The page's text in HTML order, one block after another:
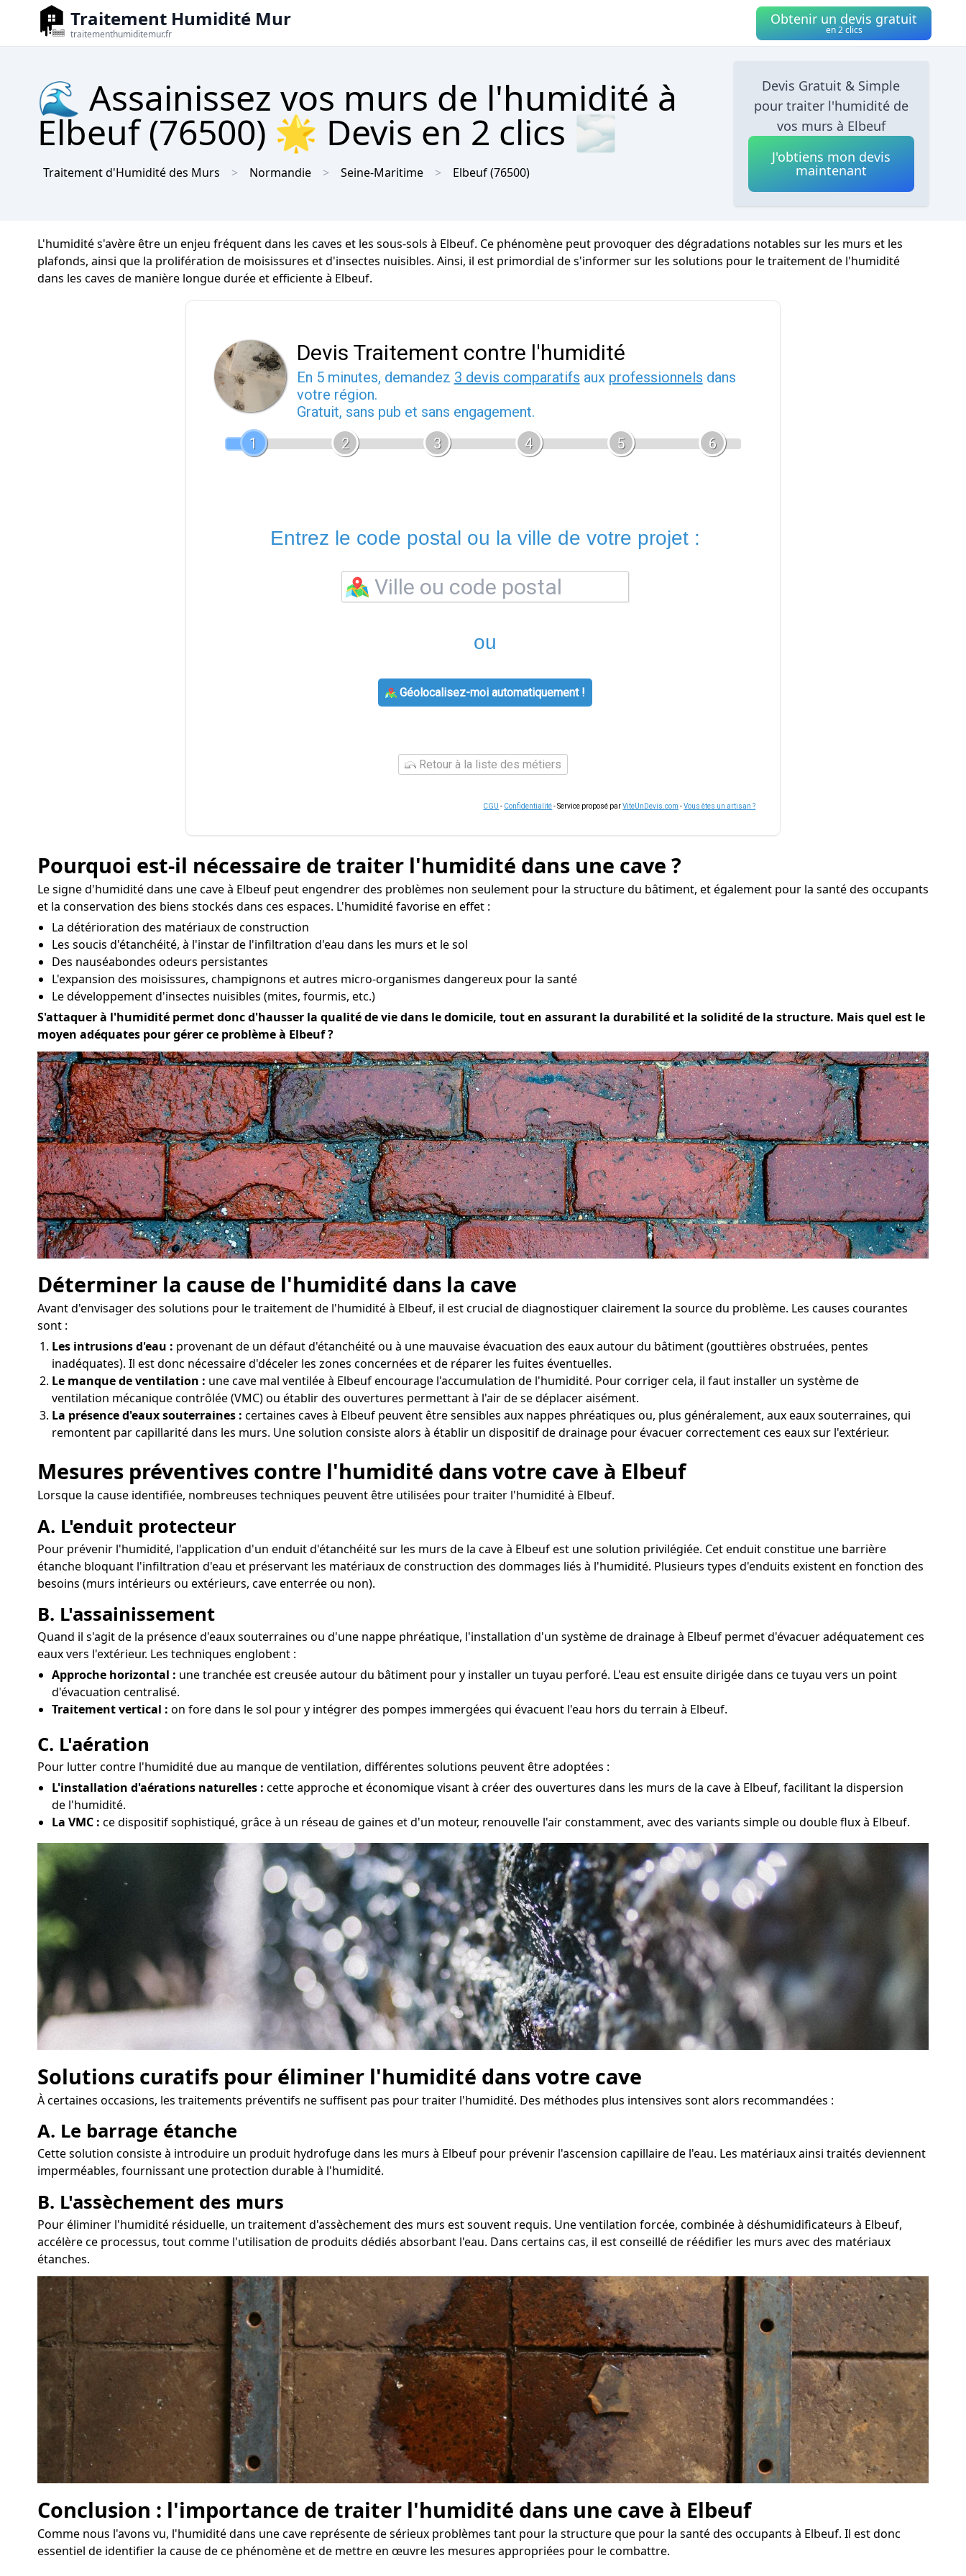
Traitement Humidité Mur
traitementhumiditemur.fr
Obtenir un devis gratuit
en 2 clics
🌊 Assainissez vos murs de l'humidité à
Elbeuf (76500) 🌟 Devis en 2 clics 🌫
Traitement d'Humidité des Murs Normandie Seine-Maritime Elbeuf(76500)
Devis Gratuit & Simple
pour traiter l'humidité de
vos murs à Elbeuf
J'obtiens mon devis
maintenant
L'humidité s'avère être un enjeu fréquent dans les caves et les sous-sols à Elbeuf. Ce phénomène peut provoquer des dégradations notables sur les murs et les
plafonds, ainsi que la prolifération de moisissures et d'insectes nuisibles. Ainsi, il est primordial de s'informer sur les solutions pour le traitement de l'humidité
dans les caves de manière longue durée et efficiente à Elbeuf.
Devis Traitement contre l'humidité
En 5 minutes, demandez 3 devis comparatifs aux professionnels dans
votre région.
Gratuit, sans pub et sans engagement.
1
2 3 4 5 6
Entrez le code postal ou la ville de votre projet :
ou
Géolocalisez-moi automatiquement !
Retour à la liste des métiers
CGU - Confidentialité- Service proposé parViteUnDevis.com -Vous êtes un artisan ?
Pourquoi est-il nécessaire de traiter l'humidité dans une cave ?
Le signe d'humidité dans une cave à Elbeuf peut engendrer des problèmes non seulement pour la structure du bâtiment, et également pour la santé des occupants
et la conservation des biens stockés dans ces espaces. L'humidité favorise en effet :
La détérioration des matériaux de construction
Les soucis d'étanchéité, à l'instar de l'infiltration d'eau dans les murs et le sol
Des nauséabondes odeurs persistantes
L'expansion des moisissures, champignons et autres micro-organismes dangereux pour la santé
Le développement d'insectes nuisibles (mites, fourmis, etc.)
S'attaquer à l'humidité permet donc d'hausser la qualité de vie dans le domicile, tout en assurant la durabilité et la solidité de la structure. Mais quel est le
moyen adéquates pour gérer ce problème à Elbeuf ?
Déterminer la cause de l'humidité dans la cave
Avant d'envisager des solutions pour le traitement de l'humidité à Elbeuf, il est crucial de diagnostiquer clairement la source du problème. Les causes courantes
sont :
Les intrusions d'eau : provenant de un défaut d'étanchéité ou à une mauvaise évacuation des eaux autour du bâtiment (gouttières obstruées, pentes
inadéquates). Il est donc nécessaire d'déceler les zones concernées et de réparer les fuites éventuelles.
Le manque de ventilation : une cave mal ventilée à Elbeuf encourage l'accumulation de l'humidité. Pour corriger cela, il faut installer un système de
ventilation mécanique contrôlée (VMC) ou établir des ouvertures permettant à l'air de se déplacer aisément.
La présence d'eaux souterraines : certaines caves à Elbeuf peuvent être sensibles aux nappes phréatiques ou, plus généralement, aux eaux souterraines, qui
remontent par capillarité dans les murs. Une solution consiste alors à établir un dispositif de drainage pour évacuer correctement ces eaux sur l'extérieur.
Mesures préventives contre l'humidité dans votre cave à Elbeuf
Lorsque la cause identifiée, nombreuses techniques peuvent être utilisées pour traiter l'humidité à Elbeuf.
A. L'enduit protecteur
Pour prévenir l'humidité, l'application d'un enduit d'étanchéité sur les murs de la cave à Elbeuf est une solution privilégiée. Cet enduit constitue une barrière
étanche bloquant l'infiltration d'eau et préservant les matériaux de construction des dommages liés à l'humidité. Plusieurs types d'enduits existent en fonction des
besoins (murs intérieurs ou extérieurs, cave enterrée ou non).
B. L'assainissement
Quand il s'agit de la présence d'eaux souterraines ou d'une nappe phréatique, l'installation d'un système de drainage à Elbeuf permet d'évacuer adéquatement ces
eaux vers l'extérieur. Les techniques englobent :
Approche horizontal : une tranchée est creusée autour du bâtiment pour y installer un tuyau perforé. L'eau est ensuite dirigée dans ce tuyau vers un point
d'évacuation centralisé.
Traitement vertical : on fore dans le sol pour y intégrer des pompes immergées qui évacuent l'eau hors du terrain à Elbeuf.
C. L'aération
Pour lutter contre l'humidité due au manque de ventilation, différentes solutions peuvent être adoptées :
L'installation d'aérations naturelles : cette approche et économique visant à créer des ouvertures dans les murs de la cave à Elbeuf, facilitant la dispersion
de l'humidité.
La VMC : ce dispositif sophistiqué, grâce à un réseau de gaines et d'un moteur, renouvelle l'air constamment, avec des variants simple ou double flux à Elbeuf.
Solutions curatifs pour éliminer l'humidité dans votre cave
À certaines occasions, les traitements préventifs ne suffisent pas pour traiter l'humidité. Des méthodes plus intensives sont alors recommandées :
A. Le barrage étanche
Cette solution consiste à introduire un produit hydrofuge dans les murs à Elbeuf pour prévenir l'ascension capillaire de l'eau. Les matériaux ainsi traités deviennent
imperméables, fournissant une protection durable à l'humidité.
B. L'assèchement des murs
Pour éliminer l'humidité résiduelle, un traitement d'assèchement des murs est souvent requis. Une ventilation forcée, combinée à déshumidificateurs à Elbeuf,
accélère ce processus, tout comme l'utilisation de produits dédiés absorbant l'eau. Dans certains cas, il est conseillé de réédifier les murs avec des matériaux
étanches.
Conclusion : l'importance de traiter l'humidité dans une cave à Elbeuf
Comme nous l'avons vu, l'humidité dans une cave représente de sérieux problèmes tant pour la structure que pour la santé des occupants à Elbeuf. Il est donc
essentiel de identifier la cause de ce phénomène et de mettre en œuvre les mesures appropriées pour le combattre.